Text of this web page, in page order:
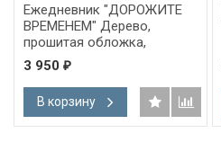
Ежедневник "ДОРОЖИТЕ
ВРЕМЕНЕМ" Дерево,
прошитая обложка,
застежка, карманы,
магнитная кнопка /22х16,5
см/
3 950 ₽
В корзину